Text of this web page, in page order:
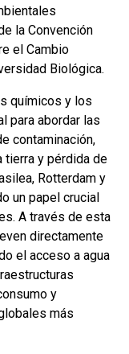
la Convención
el Cambio
Biológica.
químicos y los
para abordar las
contaminación,
tierra y pérdida de
Rotterdam y
un papel crucial
A través de esta
directamente
el acceso a agua
y
más